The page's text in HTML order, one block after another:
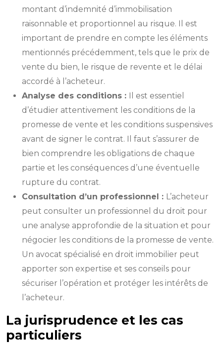
montant d’indemnité d’immobilisation
raisonnable et proportionnel au risque. Il est
important de prendre en compte les éléments
mentionnés précédemment, tels que le prix de
vente du bien, le risque de revente et le délai
accordé à l’acheteur.
Analyse des conditions : Il est essentiel
d’étudier attentivement les conditions de la
promesse de vente et les conditions suspensives
avant de signer le contrat. Il faut s’assurer de
bien comprendre les obligations de chaque
partie et les conséquences d’une éventuelle
rupture du contrat.
Consultation d’un professionnel : L’acheteur
peut consulter un professionnel du droit pour
une analyse approfondie de la situation et pour
négocier les conditions de la promesse de vente.
Un avocat spécialisé en droit immobilier peut
apporter son expertise et ses conseils pour
sécuriser l’opération et protéger les intérêts de
l’acheteur.
La jurisprudence et les cas
particuliers